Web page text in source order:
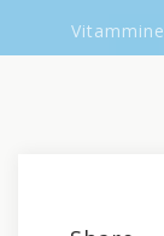
Vitammine